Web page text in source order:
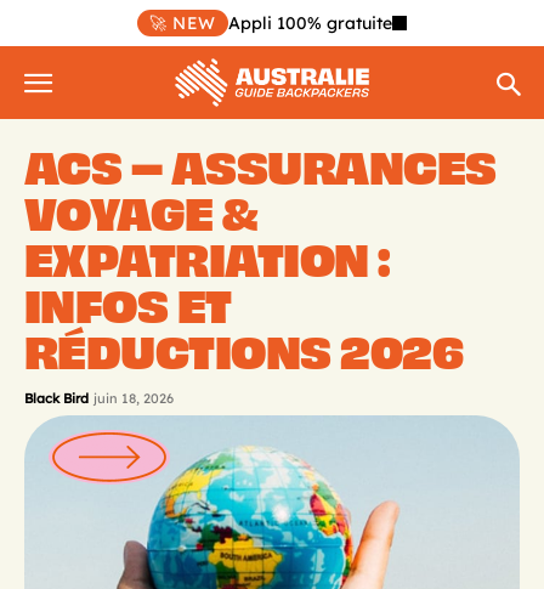
🚀 NEW Appli 100% gratuite
ACS – ASSURANCES
VOYAGE &
EXPATRIATION :
INFOS ET
RÉDUCTIONS 2026
Black Bird juin 18, 2026